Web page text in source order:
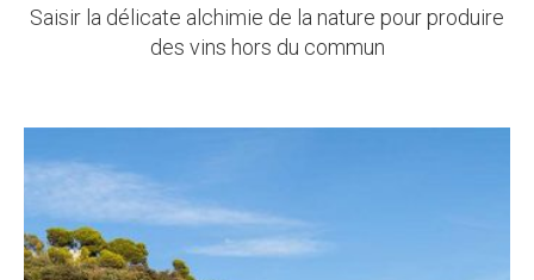
Saisir la délicate alchimie de la nature pour produire
des vins hors du commun